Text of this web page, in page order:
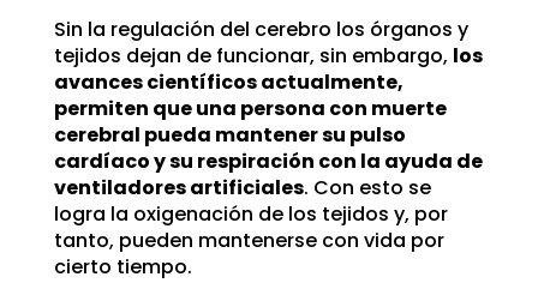
Sin la regulación del cerebro los órganos y
tejidos dejan de funcionar, sin embargo, los
avances científicos actualmente,
permiten que una persona con muerte
cerebral pueda mantener su pulso
cardíaco y su respiración con la ayuda de
ventiladores artificiales. Con esto se
logra la oxigenación de los tejidos y, por
tanto, pueden mantenerse con vida por
cierto tiempo.